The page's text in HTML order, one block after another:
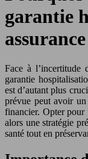
garantie
Face à l’incertitude
garantie
est d’autant plus
prévue peut avoir
financier. Opter pour
alors une stratégie
santé tout en